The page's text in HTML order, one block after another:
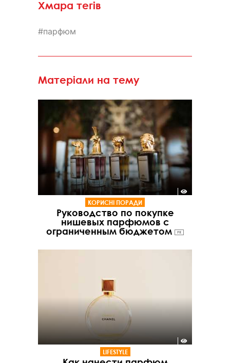
Хмара тегів
парфюм
Матеріали на тему
КОРИСНІ ПОРАДИ
Руководство по покупке
нишевых парфюмов с
ограниченным бюджетом
PR
LIFESTYLE